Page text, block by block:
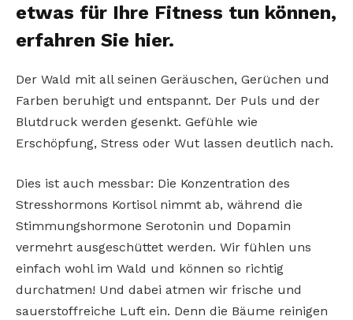
etwas für Ihre Fitness tun können,
erfahren Sie hier.
Der Wald mit all seinen Geräuschen, Gerüchen und
Farben beruhigt und entspannt. Der Puls und der
Blutdruck werden gesenkt. Gefühle wie
Erschöpfung, Stress oder Wut lassen deutlich nach.
Dies ist auch messbar: Die Konzentration des
Stresshormons Kortisol nimmt ab, während die
Stimmungshormone Serotonin und Dopamin
vermehrt ausgeschüttet werden. Wir fühlen uns
einfach wohl im Wald und können so richtig
durchatmen! Und dabei atmen wir frische und
sauerstoffreiche Luft ein. Denn die Bäume reinigen